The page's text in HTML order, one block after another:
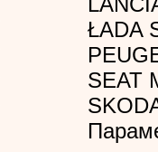
ŁADA
SEAT